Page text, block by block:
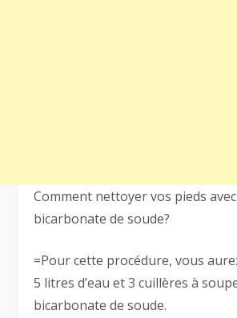
Comment nettoyer vos pieds
bicarbonate de soude?
=Pour cette procédure, vous
5 litres d’eau et 3 cuillères à
bicarbonate de soude.